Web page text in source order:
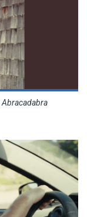
Abracadabra